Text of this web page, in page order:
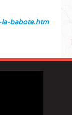
babote.htm